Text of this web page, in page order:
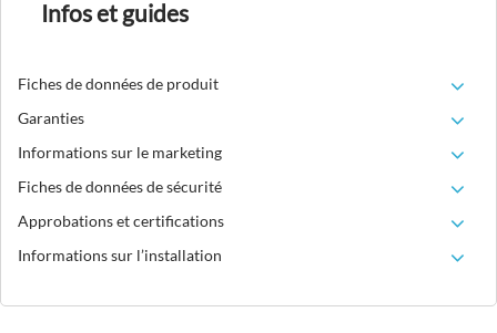
Infos et guides
Fiches de données de produit
Garanties
Informations sur le marketing
Fiches de données de sécurité
Approbations et certifications
Informations sur l’installation